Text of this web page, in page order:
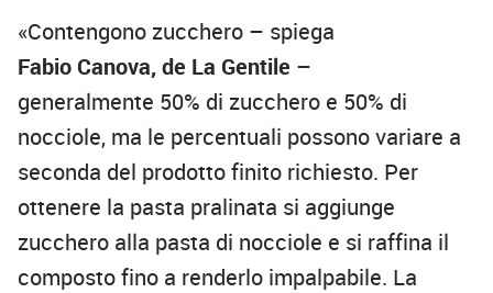
«Contengono zucchero – spiega
Fabio Canova, de La Gentile –
generalmente 50% di zucchero e 50% di
nocciole, ma le percentuali possono variare a
seconda del prodotto finito richiesto. Per
ottenere la pasta pralinata si aggiunge
zucchero alla pasta di nocciole e si raffina il
composto fino a renderlo impalpabile. La